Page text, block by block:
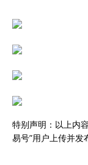
特别声明：以上内
易号”用户上传并发